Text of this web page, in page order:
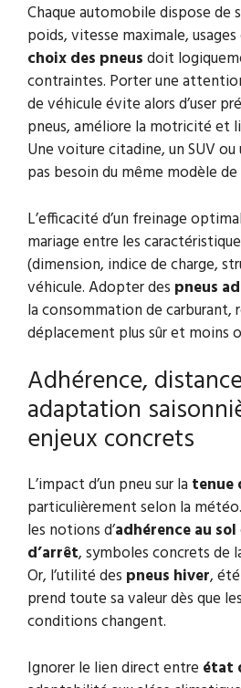
Chaque automobile dispose de
poids, vitesse maximale,
choix des pneusdoit
contraintes. Porter une
de véhicule évite alors d’user
pneus, améliore la motricité et
Une voiture citadine, un SUV
pas besoin du même modèle
L’efficacité d’un freinage
mariage entre les
(dimension, indice de charge,
véhicule. Adopter des pneus
la consommation de carburant,
déplacement plus sûr et moins
Adhérence,
adaptation
enjeux concrets
L’impact d’un pneu sur la tenue
particulièrement selon la
les notions d’adhérence au sol
d’arrêt, symboles concrets de
Or, l’utilité des pneus hiver,
prend toute sa valeur dès que
conditions changent.
Ignorer le lien direct entre état